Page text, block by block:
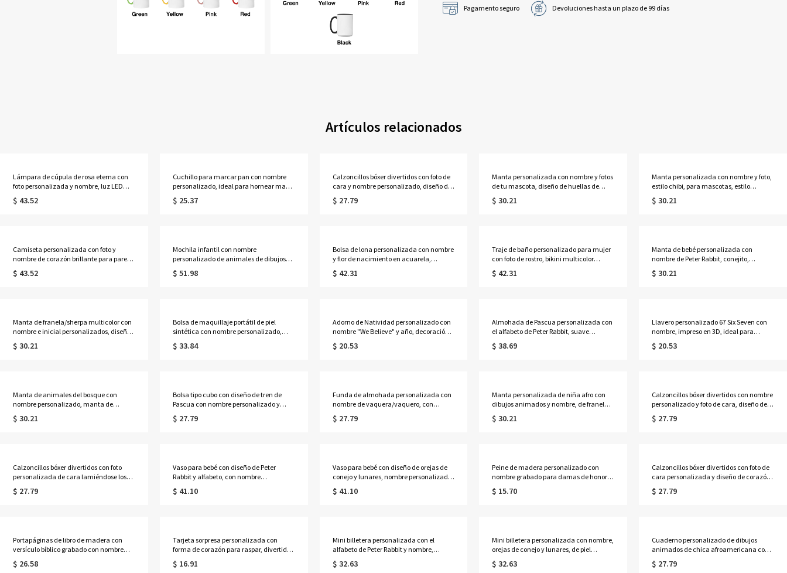
Pagamento seguro Devoluciones hasta un plazo de 99 días
Artículos relacionados
Lámpara de cúpula de rosa eterna con
foto personalizada y nombre, luz LED
romántica, decoración del hogar, regalo
de San Valentín o aniversario para novia,
$ 43.52
Cuchillo para marcar pan con nombre
personalizado, ideal para hornear masa
madre, accesorio de cocina, regalo de
inauguración de la casa o cumpleaños
$ 25.37
Calzoncillos bóxer divertidos con foto de
cara y nombre personalizado, diseño de
pared de ladrillos, ropa interior
masculina, regalo de San Valentín,
$ 27.79
Manta personalizada con nombre y fotos
de tu mascota, diseño de huellas de
corazón, franela/sherpa, suave, para
sofá cama, regalo para amantes de las
$ 30.21
Manta personalizada con nombre y foto,
estilo chibi, para mascotas, estilo
aldeano, franela/sherpa, para sofá,
cama, regalo para amantes de las
$ 30.21
Camiseta personalizada con foto y
nombre de corazón brillante para pareja,
sudadera/camiseta multicolor brillante
con cuello redondo, regalo de
$ 43.52
Mochila infantil con nombre
personalizado de animales de dibujos
animados, estuche para lápices y
lonchera cruzada, mochila escolar de
$ 51.98
Bolsa de lona personalizada con nombre
y flor de nacimiento en acuarela,
impermeable, para fin de semana, para
pasar la noche con correa para el
$ 42.31
Traje de baño personalizado para mujer
con foto de rostro, bikini multicolor
personalizado para fiesta en la playa,
ideal para San Valentín, aniversario o
$ 42.31
Manta de bebé personalizada con
nombre de Peter Rabbit, conejito,
alfabeto, gorro, manta y gorro para bebé
niña, regalo de cumpleaños, baby
$ 30.21
Manta de franela/sherpa multicolor con
nombre e inicial personalizados, diseño
de tablero de ajedrez, para sofá cama,
decoración del hogar, regalo para
$ 30.21
Bolsa de maquillaje portátil de piel
sintética con nombre personalizado,
diseño de flor de nacimiento en acuarela
y asa, accesorios de viaje, regalo de
$ 33.84
Adorno de Natividad personalizado con
nombre "We Believe" y año, decoración
colgante de cerámica/acrílico para árbol
de Navidad, regalo religioso/navideño
$ 20.53
Almohada de Pascua personalizada con
el alfabeto de Peter Rabbit, suave
almohada de conejito con letras 3D,
decoración infantil, regalo de Pascua,
$ 38.69
Llavero personalizado 67 Six Seven con
nombre, impreso en 3D, ideal para
mochila, regalo de cumpleaños o
Navidad para niños, adolescentes y
$ 20.53
Manta de animales del bosque con
nombre personalizado, manta de
franela/sherpa para sofá cama,
decoración del hogar para guardería,
$ 30.21
Bolsa tipo cubo con diseño de tren de
Pascua con nombre personalizado y
orejas de conejo, cesta para la búsqueda
de huevos de Pascua, bolsa de regalo de
$ 27.79
Funda de almohada personalizada con
nombre de vaquera/vaquero, con
alfabeto, con inserto opcional,
decoración del hogar, regalo para
$ 27.79
Manta personalizada de niña afro con
dibujos animados y nombre, de franela o
sherpa para sofá cama, decoración del
hogar, regalo de vuelta al cole o
$ 30.21
Calzoncillos bóxer divertidos con nombre
personalizado y foto de cara, diseño de
corazón, ropa interior para hombre,
regalo de San Valentín, aniversario o
$ 27.79
Calzoncillos bóxer divertidos con foto
personalizada de cara lamiéndose los
labios y diseño de corazón, ropa interior
masculina, regalo de San Valentín,
$ 27.79
Vaso para bebé con diseño de Peter
Rabbit y alfabeto, con nombre
personalizado, 10 oz, aislado, con forma
de huevo, asas y tapa, regalo de
$ 41.10
Vaso para bebé con diseño de orejas de
conejo y lunares, nombre personalizado,
10 oz, aislado, forma de huevo, con asas
y tapa, regalo de cumpleaños o Pascua
$ 41.10
Peine de madera personalizado con
nombre grabado para damas de honor,
elegante cepillo para el cabello con
cinta, recuerdo de fiesta nupcial,
$ 15.70
Calzoncillos bóxer divertidos con foto de
cara personalizada y diseño de corazón,
ropa interior masculina, regalo de San
Valentín, aniversario o boda para él,
$ 27.79
Portapáginas de libro de madera con
versículo bíblico grabado con nombre
personalizado y flor de nacimiento,
regalo de cumpleaños o Navidad para
$ 26.58
Tarjeta sorpresa personalizada con
forma de corazón para raspar, divertida
y con mensaje revelador, ideal como
regalo de cumpleaños, día de la madre o
$ 16.91
Mini billetera personalizada con el
alfabeto de Peter Rabbit y nombre,
tarjetero portátil de cuero sintético,
regalo de cumpleaños o Pascua para
$ 32.63
Mini billetera personalizada con nombre,
orejas de conejo y lunares, de piel
sintética, portátil, tarjetero, regalo de
cumpleaños o Pascua para niños y
$ 32.63
Cuaderno personalizado de dibujos
animados de chica afroamericana con
lunares y nombre, tamaño A5, espiral,
regalo de cumpleaños o vuelta al cole
$ 27.79